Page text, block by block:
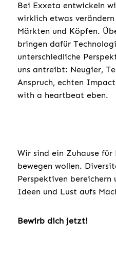
Bei Exxeta entwickeln
wirklich etwas
Märkten und Köpfen.
bringen dafür
unterschiedliche
uns antreibt: Neugier,
Anspruch, echten
with a heartbeat eben.
Wir sind ein Zuhause für
bewegen wollen.
Perspektiven bereichern
Ideen und Lust aufs
Bewirb dich jetzt!